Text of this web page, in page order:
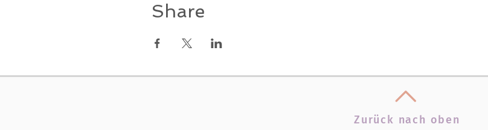
Share
Zurück nach oben